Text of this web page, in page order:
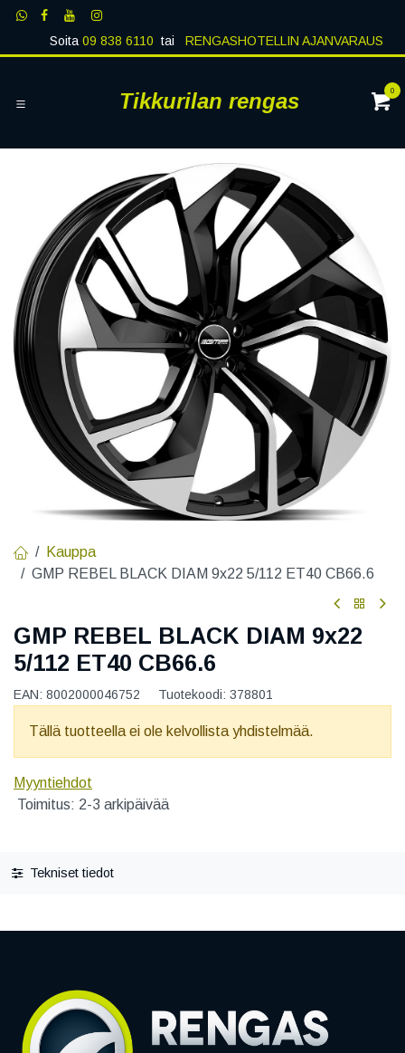
Siirry sisältöön
Soita09 838 6110 tai RENGASHOTELLIN AJANVARAUS
Tikkurilan rengas 0
Kauppa
GMP REBEL BLACK DIAM 9x22 5/112 ET40 CB66.6
GMP REBEL BLACK DIAM 9x22
5/112 ET40 CB66.6
EAN: 8002000046752 Tuotekoodi: 378801
Tällä tuotteella ei ole kelvollista yhdistelmää.
Myyntiehdot
Toimitus: 2-3 arkipäivää
Tekniset tiedot